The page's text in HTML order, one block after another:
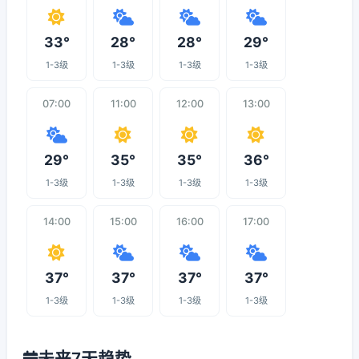
33°
1-3级
28°
1-3级
28°
1-3级
29°
1-3级
07:00
29°
1-3级
11:00
35°
1-3级
12:00
35°
1-3级
13:00
36°
1-3级
14:00
37°
1-3级
15:00
37°
1-3级
16:00
37°
1-3级
17:00
37°
1-3级